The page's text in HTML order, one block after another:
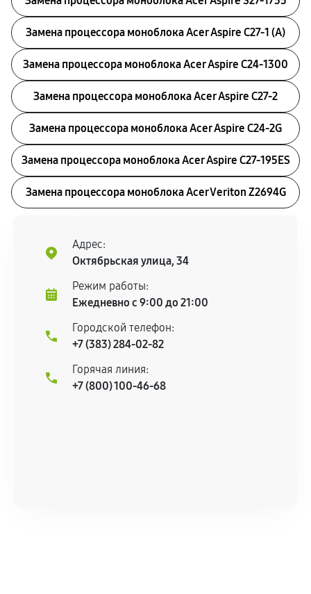
Замена процессора моноблока Acer Aspire C27-1 (A)
Замена процессора моноблока Acer Aspire C24-1300
Замена процессора моноблока Acer Aspire C27-2
Замена процессора моноблока Acer Aspire C24-2G
Замена процессора моноблока Acer Aspire C27-195ES
Замена процессора моноблока Acer Veriton Z2694G
Адрес:
Октябрьская улица, 34
Режим работы:
Ежедневно с 9:00 до 21:00
Городской телефон:
+7 (383) 284-02-82
Горячая линия:
+7 (800) 100-46-68